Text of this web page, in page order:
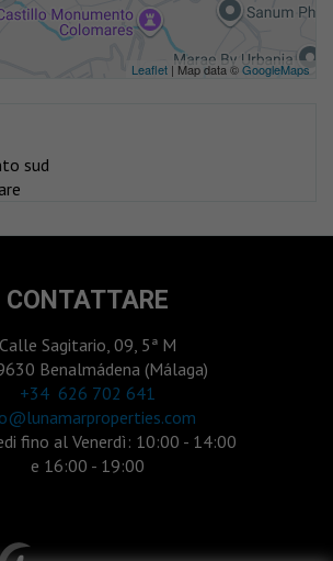
Leaflet | Map data ©GoogleMaps
sud
CONTATTARE
Calle Sagitario, 09, 5ª M
Benalmádena (Málaga)
‎+34 626 702 641
fino al Venerdì: 10:00 - 14:00
e 16:00 - 19:00